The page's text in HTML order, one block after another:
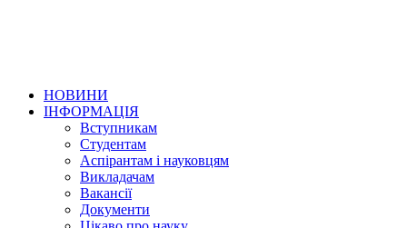
НОВИНИ
ІНФОРМАЦІЯ
Вступникам
Студентам
Аспірантам і науковцям
Викладачам
Вакансії
Документи